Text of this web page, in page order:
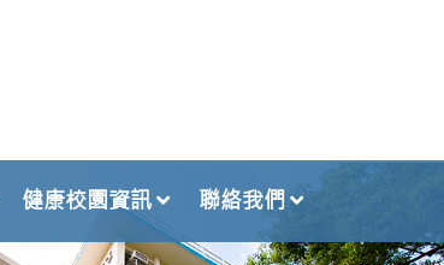
健康校園資訊 聯絡我們